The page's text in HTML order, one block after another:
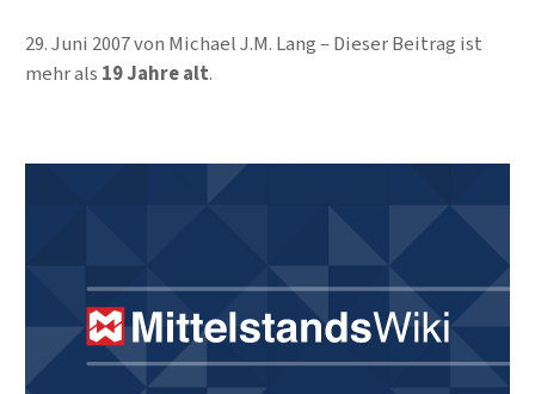
29. Juni 2007von Michael J.M. Lang
Dieser Beitrag ist
mehr als 19 Jahre alt.